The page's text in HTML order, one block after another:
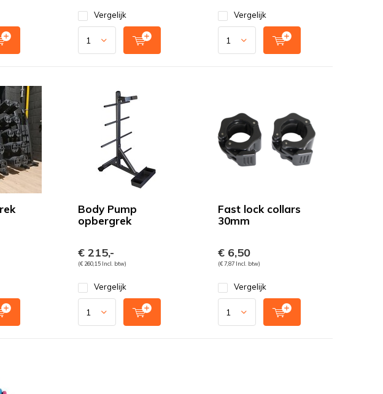
Vergelijk Vergelijk
Body Pump
opbergrek
€ 215,-
(€ 260,15 Incl. btw)
Vergelijk
Fast lock collars
30mm
€ 6,50
(€ 7,87 Incl. btw)
Vergelijk